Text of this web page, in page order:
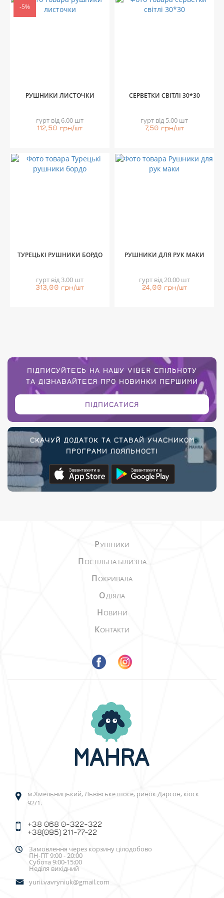
-5%
РУШНИКИ ЛИСТОЧКИ
гурт від 6.00 шт
112,50 грн/шт
СЕРВЕТКИ СВІТЛІ 30*30
гурт від 5.00 шт
7,50 грн/шт
ТУРЕЦЬКІ РУШНИКИ БОРДО
гурт від 3.00 шт
313,00 грн/шт
РУШНИКИ ДЛЯ РУК МАКИ
гурт від 20.00 шт
24,00 грн/шт
ПІДПИСУЙТЕСЬ НА НАШУ VIBER СПІЛЬНОТУ
ТА ДІЗНАВАЙТЕСЯ ПРО НОВИНКИ ПЕРШИМИ
ПІДПИСАТИСЯ
СКАЧУЙ ДОДАТОК ТА СТАВАЙ УЧАСНИКОМ
ПРОГРАМИ ЛОЯЛЬНОСТІ
РУШНИКИ
ПОСТІЛЬНА БІЛИЗНА
ПОКРИВАЛА
ОДІЯЛА
НОВИНИ
КОНТАКТИ
м.Хмельницький, Львівське шосе, ринок Дарсон, кіоск
92/1.
+38 068 0-322-322
+38(095) 211-77-22
Замовлення через корзину цілодобово
ПН-ПТ 9:00 - 20:00
Субота 9:00-15:00
Неділя вихідний
yurii.vavryniuk@gmail.com